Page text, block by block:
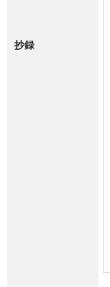
抄録